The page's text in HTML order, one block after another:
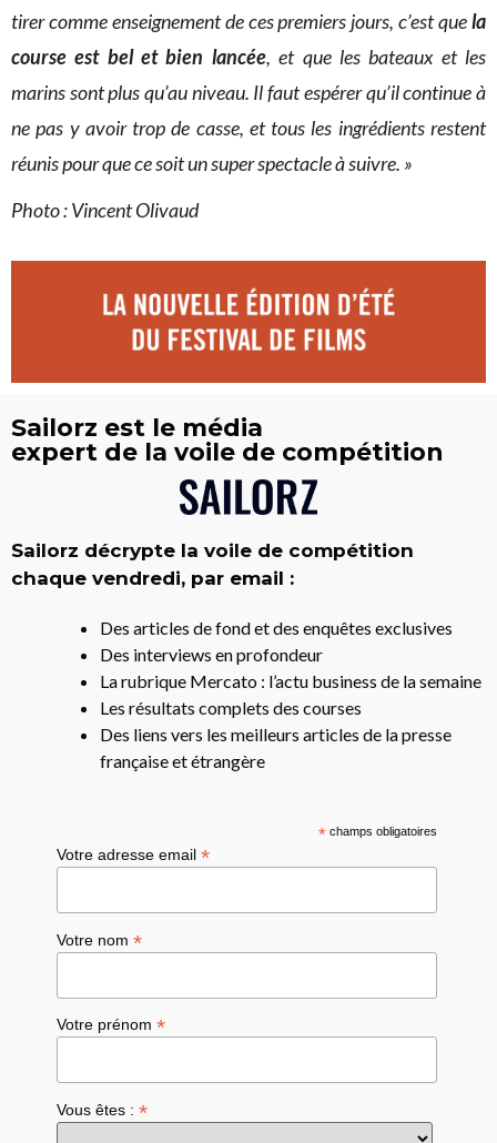
tirer comme enseignement de ces premiers jours, c’est quela
course est bel et bien lancée, et que les bateaux et les
marins sont plus qu’au niveau. Il faut espérer qu’il continue à
ne pas y avoir trop de casse, et tous les ingrédients restent
réunis pour que ce soit un super spectacle à suivre. »
Photo : Vincent Olivaud
Sailorz est le média
expert de la voile de compétition
Sailorz décrypte la voile de compétition
chaque vendredi, par email :
Des articles de fond et des enquêtes exclusives
Des interviews en profondeur
La rubrique Mercato : l’actu business de la semaine
Les résultats complets des courses
Des liens vers les meilleurs articles de la presse
française et étrangère
*champs obligatoires
Votre adresse email*
Votre nom*
Votre prénom*
Vous êtes :*